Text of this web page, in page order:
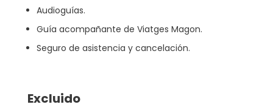
Audioguías.
Guía acompañante de Viatges Magon.
Seguro de asistencia y cancelación.
Excluido